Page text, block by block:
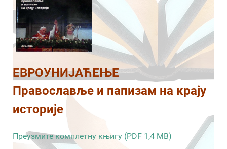
ЕВРОУНИЈАЋЕЊЕ
Православље и папизам на крају
историје
Преузмите комплетну књигу (PDF 1,4 MB)